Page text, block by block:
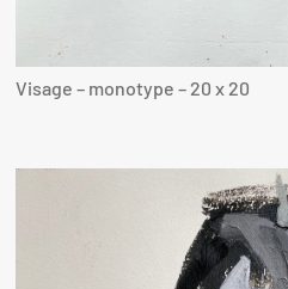
Visage – monotype – 20 x 20